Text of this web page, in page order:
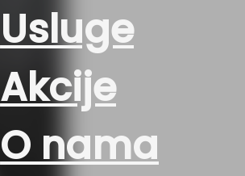
Usluge
Akcije
O nama